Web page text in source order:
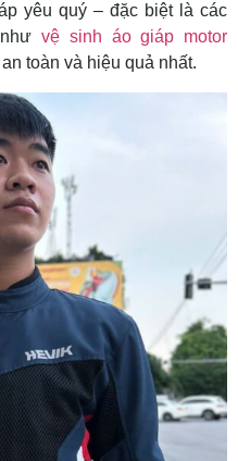
yêu quý – đặc biệt là các
nhưvệ sinh áo giáp motor
toàn và hiệu quả nhất.